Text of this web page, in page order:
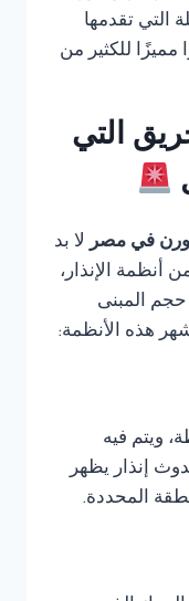
التي تقدمها
مميزًا للكثير من
التي
في مصر لا بد
أنظمة الإنذار،
حجم المبنى
هذه الأنظمة:
ويتم فيه
إنذار يظهر
المحددة.